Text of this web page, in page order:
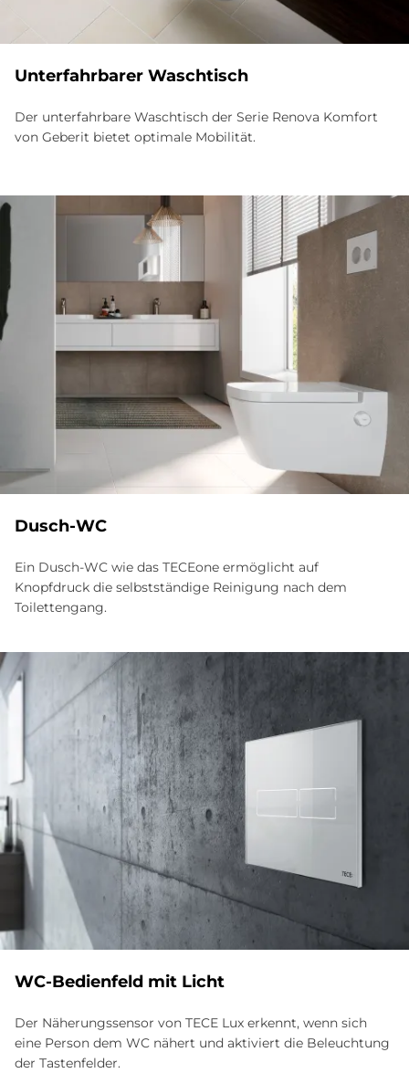
Un­ter­fahr­ba­rer Wasch­tisch
Der unterfahrbare Waschtisch der Serie Renova Komfort
von Geberit bietet optimale Mobilität.
Dusch-WC
Ein Dusch-WC wie das TECEone ermöglicht auf
Knopfdruck die selbstständige Reinigung nach dem
Toilettengang.
WC-Be­dien­feld mit Li­cht
Der Näherungssensor von TECE Lux erkennt, wenn sich
eine Person dem WC nähert und aktiviert die Beleuchtung
der Tastenfelder.